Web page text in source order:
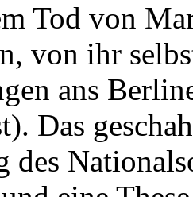
Tod von
von ihr
ans
Das
des